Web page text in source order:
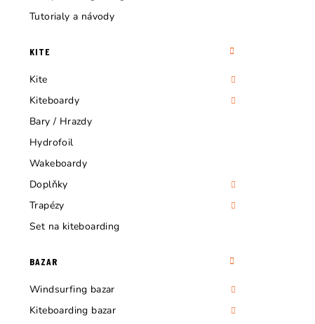
Tutorialy a návody
KITE
Kite
Kiteboardy
Bary / Hrazdy
Hydrofoil
Wakeboardy
Doplňky
Trapézy
Set na kiteboarding
BAZAR
Windsurfing bazar
Kiteboarding bazar